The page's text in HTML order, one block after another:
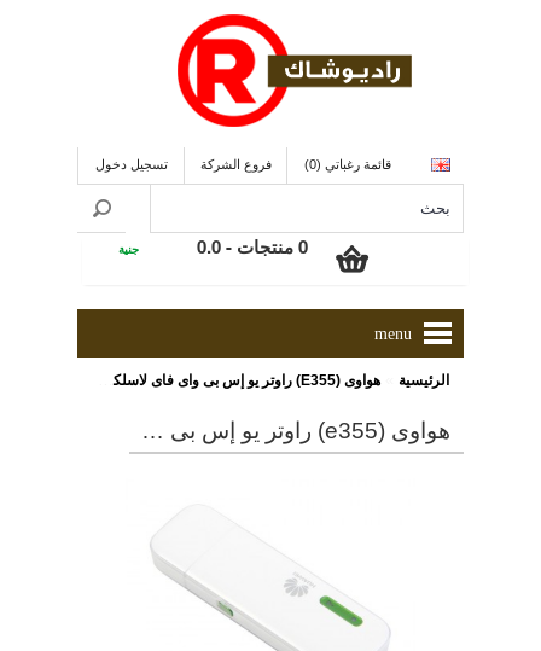
قائمة رغباتي (0) فروع الشركة تسجيل دخول
0 منتجات - 0.0 جنية
menu
الرئيسية هواوى (E355) راوتر يو إس بى واى فاى لاسلكى محمول
هواوى (e355) راوتر يو إس بى واى فاى لاسلكى محمول